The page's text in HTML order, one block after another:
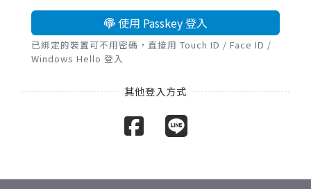
使用 Passkey 登入
已綁定的裝置可不用密碼，直接用 Touch ID / Face ID /
Windows Hello 登入